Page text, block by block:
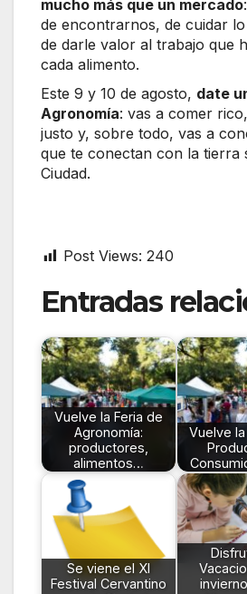
mucho más que un mercado
de encontrarnos, de cuidar
de darle valor al trabajo que
cada alimento.
Este 9 y 10 de agosto, date
Agronomía: vas a comer
justo y, sobre todo, vas a
que te conectan con la tierra
Ciudad.
Post Views: 240
Entradas
Vuelve la Feria de
Agronomía:
productores,
alimentos…
Vuelve
Se viene el XI
Festival Cervantino